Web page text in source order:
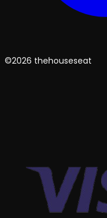
©2026 thehouseseat